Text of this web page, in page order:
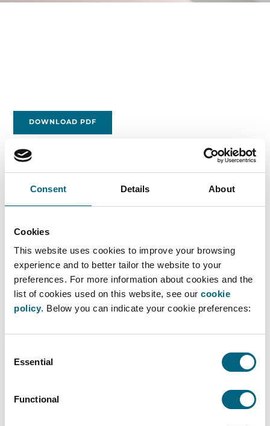
Consent Details About
Cookies
This website uses cookies to improve your browsing
experience and to better tailor the website to your
preferences. For more information about cookies and the
list of cookies used on this website, see our cookie
policy. Below you can indicate your cookie preferences:
Selection
Essential
Functional
DOWNLOAD PDF
Het mededingingsrecht bevat specifieke regels voor
de toetsing van concentraties. Het begrip
concentraties omvat een brede waaier aan
transacties waarmee de M&A wereld te maken krijgt.
activatransacties, maar ook het opzetten van
bepaalde types van joint ventures. Als die transacties
een controlewijziging teweegbrengen en bepaalde
kwantitatieve drempels (doorgaans gekoppeld aan
omzetcijfers) overschrijden moeten ze worden
In dit Toolbook richten we ons essentieel op
Mededingingsautoriteit of de Europese Commissie.
Die aanmeldingen zijn dan verplicht en, in afwachting
van de goedkeuring, mag de transactie niet worden